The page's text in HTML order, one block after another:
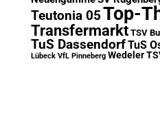
Teutonia 05Top-
Transfermarkt TSV
TuS DassendorfTuS
Lübeck VfL Pinneberg Wedeler